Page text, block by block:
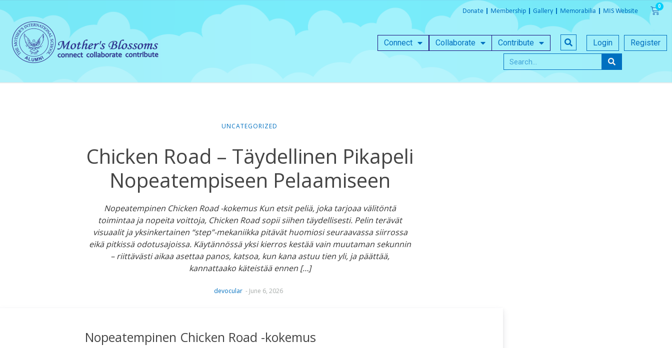
Donate Membership Gallery Memorabilia MIS Website
Connect Collaborate Contribute Login Register
UNCATEGORIZED
Chicken Road – Täydellinen Pikapeli
Nopeatempiseen Pelaamiseen
Nopeatempinen Chicken Road -kokemus Kun etsit peliä, joka tarjoaa välitöntä
toimintaa ja nopeita voittoja, Chicken Road sopii siihen täydellisesti. Pelin terävät
visuaalit ja yksinkertainen “step”-mekaniikka pitävät huomiosi seuraavassa siirrossa
eikä pitkissä odotusajoissa. Käytännössä yksi kierros kestää vain muutaman sekunnin
– riittävästi aikaa asettaa panos, katsoa, kun kana astuu tien yli, ja päättää,
kannattaako käteistää ennen […]
devocular - June 6, 2026
Nopeatempinen Chicken Road -kokemus